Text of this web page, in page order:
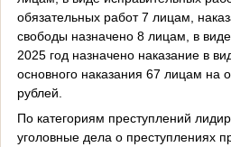
обязательных работ 7 лицам,
свободы назначено 8 лицам, в
2025 год назначено наказание в
основного наказания 67 лицам
рублей.
По категориям преступлений
уголовные дела о преступлениях